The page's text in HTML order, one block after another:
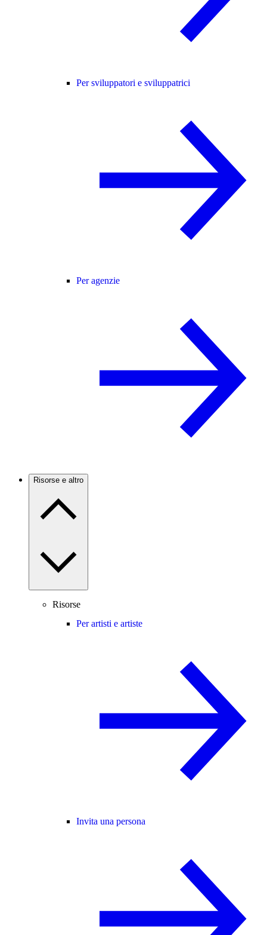
Per sviluppatori e sviluppatrici
Per agenzie
Risorse e altro
Risorse
Per artisti e artiste
Invita una persona